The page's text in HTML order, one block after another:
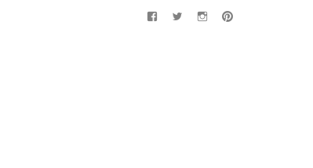
Facebook
TwitterInstagramPinterest